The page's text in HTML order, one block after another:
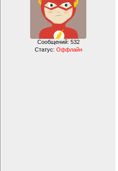
Сообщений: 532
Статус: Оффлайн